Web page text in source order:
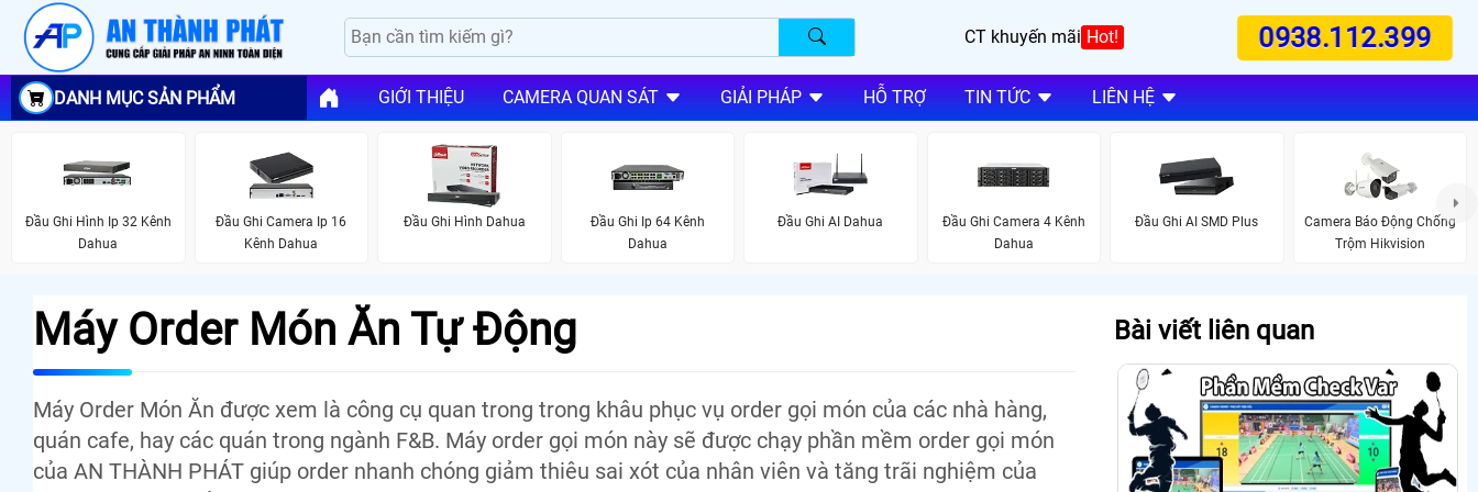
CT khuyến mãi Hot! 0938.112.399
DANH MỤC SẢN PHẨM GIỚI THIỆU CAMERA QUAN SÁT GIẢI PHÁP HỖ TRỢ TIN TỨC LIÊN HỆ
Đầu Ghi Hình Ip 32 Kênh
Dahua
Đầu Ghi Camera Ip 16
Kênh Dahua
Đầu Ghi Hình Dahua
Đầu Ghi Ip 64 Kênh
Dahua
Đầu Ghi AI Dahua
Đầu Ghi Camera 4 Kênh
Dahua
Đầu Ghi AI SMD Plus
Camera Báo Động Chống
Trộm Hikvision
Máy Order Món Ăn Tự Động
Máy Order Món Ăn được xem là công cụ quan trong trong khâu phục vụ order gọi món của các nhà hàng,
quán cafe, hay các quán trong ngành F&B. Máy order gọi món này sẽ được chạy phần mềm order gọi món
của AN THÀNH PHÁT giúp order nhanh chóng giảm thiêu sai xót của nhân viên và tăng trãi nghiệm của
Bài viết liên quan